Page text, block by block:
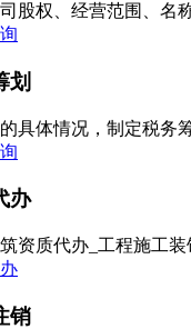
股权、经营范围、名
划
具体情况，制定税务
办
资质代办_工程施工
销